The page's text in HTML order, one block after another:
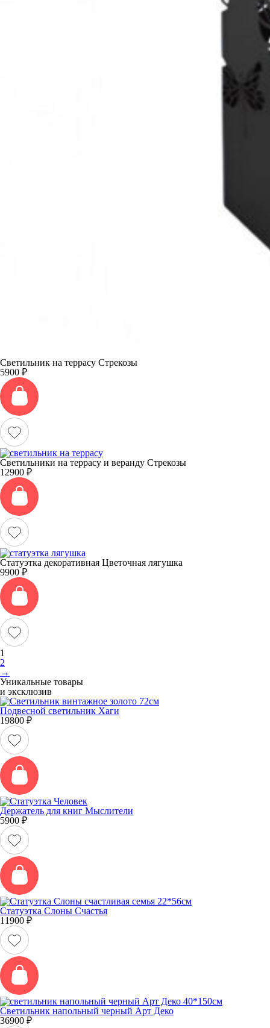
Светильник на террасу Стрекозы
5900 ₽
Светильники на террасу и веранду Стрекозы
12900 ₽
Статуэтка декоративная Цветочная лягушка
9900 ₽
1
2
→
Уникальные товары
и эксклюзив
Подвесной светильник Хаги
19800 ₽
Держатель для книг Мыслители
5900 ₽
Статуэтка Слоны Счастья
11900 ₽
Светильник напольный черный Арт Деко
36900 ₽